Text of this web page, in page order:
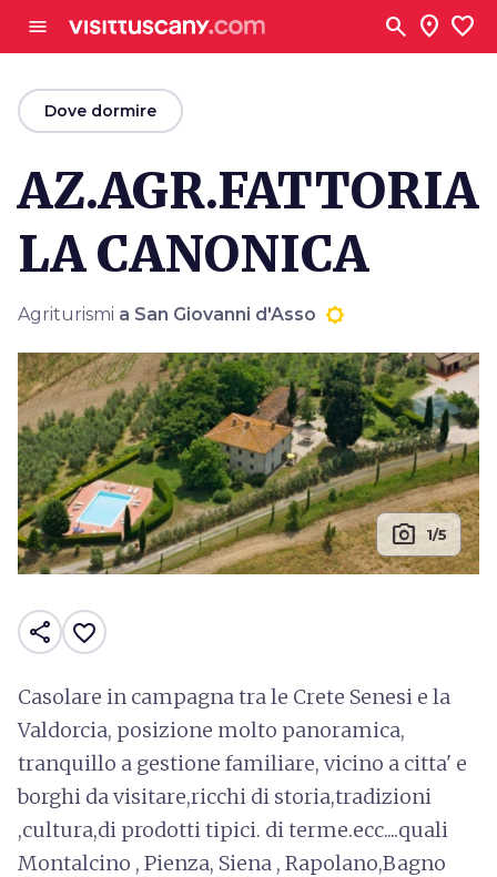
menu search location_on favorite
arrow_backDove dormire
AZ.AGR.FATTORIA
LA CANONICA
Agriturismi a San Giovanni d'Asso
photo_camera 1/5
share favorite_border
Casolare in campagna tra le Crete Senesi e la
Valdorcia, posizione molto panoramica,
tranquillo a gestione familiare, vicino a citta' e
borghi da visitare,ricchi di storia,tradizioni
,cultura,di prodotti tipici. di terme.ecc....quali
Montalcino , Pienza, Siena , Rapolano,Bagno